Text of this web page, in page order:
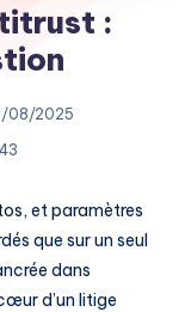
:
08/2025
43
et paramètres
que sur un seul
dans
d’un litige